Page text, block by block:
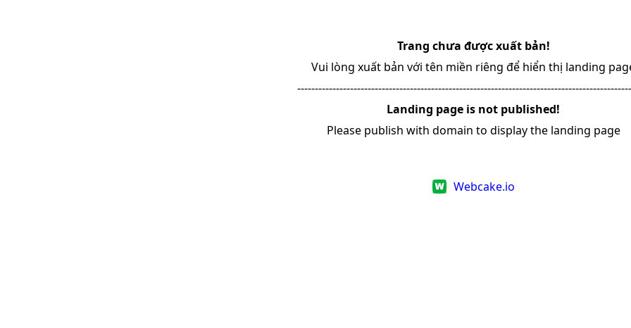
Trang chưa được xuất bản!
Vui lòng xuất bản với tên miền riêng để hiển thị landing
Landing page is not published!
Please publish with domain to display the landing page
Webcake.io